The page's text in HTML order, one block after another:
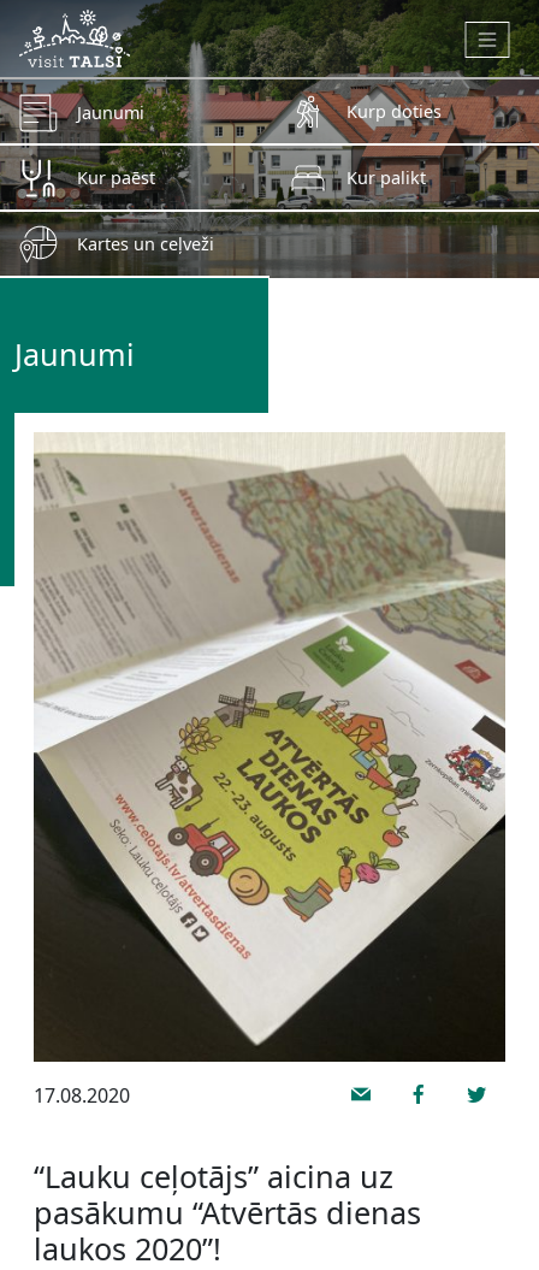
Skip to main content
Jaunumi Kurp doties
Kur paēst Kur palikt
Kartes un ceļveži
Jaunumi
17.08.2020
“Lauku ceļotājs” aicina uz
pasākumu “Atvērtās dienas
laukos 2020”!